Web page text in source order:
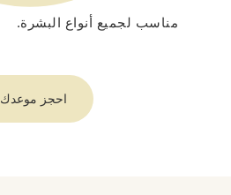
مناسب لجميع أنواع البشرة.
احجز موعدك